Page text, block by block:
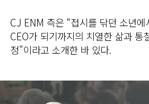
CJ ENM 측은 “접시를 닦던 소년에
CEO가 되기까지의 치열한 삶과 통
정”이라고 소개한 바 있다.